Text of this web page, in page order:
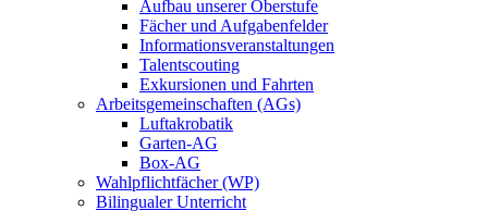
Aufbau unserer Oberstufe
Fächer und Aufgabenfelder
Informationsveranstaltungen
Talentscouting
Exkursionen und Fahrten
Arbeitsgemeinschaften (AGs)
Luftakrobatik
Garten-AG
Box-AG
Wahlpflichtfächer (WP)
Bilingualer Unterricht